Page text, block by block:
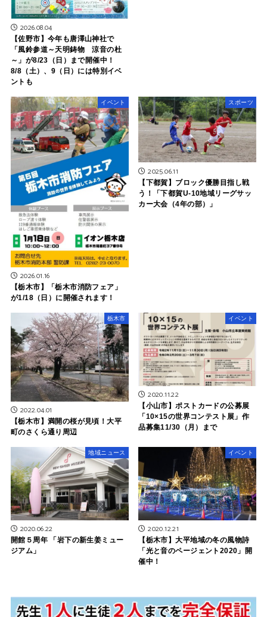
2026.08.04
【佐野市】今年も唐澤山神社で
「風鈴参道～天明鋳物 涼音の杜
～」が8/23（日）まで開催中！
8/8（土）、9（日）には特別イベ
ントも
イベント
2026.01.16
【栃木市】「栃木市消防フェア」
が1/18（日）に開催されます！
スポーツ
2025.06.11
【下都賀】ブロック優勝目指し戦
う！「下都賀U-10地域リーグサッ
カー大会（4年の部）」
栃木市
2022.04.01
【栃木市】満開の桜が見頃！大平
町のさくら通り周辺
イベント
2020.11.22
【小山市】ポストカードの公募展
「10×15の世界コンテスト展」作
品募集11/30（月）まで
地域ニュース
2020.06.22
開館５周年 「岩下の新生姜ミュー
ジアム」
イベント
2020.12.21
【栃木市】大平地域の冬の風物詩
「光と音のページェント2020」開
催中！